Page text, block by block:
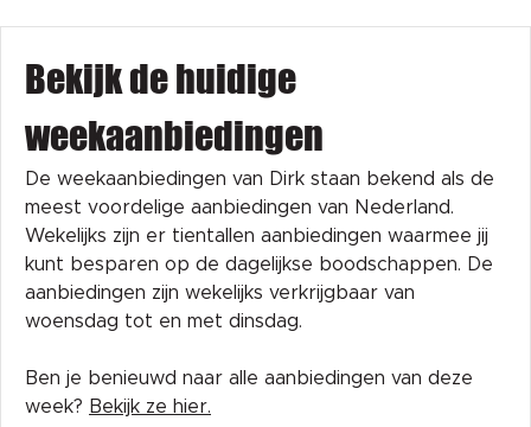
Bekijk de huidige
weekaanbiedingen
De weekaanbiedingen van Dirk staan bekend als de
meest voordelige aanbiedingen van Nederland.
Wekelijks zijn er tientallen aanbiedingen waarmee jij
kunt besparen op de dagelijkse boodschappen. De
aanbiedingen zijn wekelijks verkrijgbaar van
woensdag tot en met dinsdag.
Ben je benieuwd naar alle aanbiedingen van deze
week? Bekijk ze hier.